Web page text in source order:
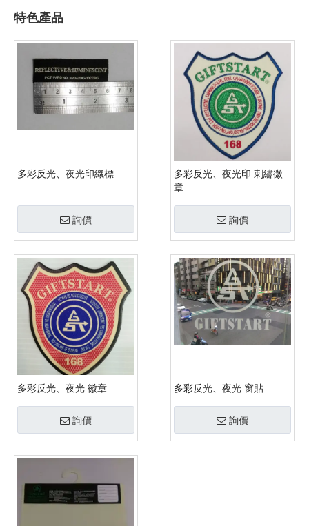
特色產品
多彩反光、夜光印織標
詢價
多彩反光、夜光印 刺繡徽
章
詢價
多彩反光、夜光 徽章
詢價
多彩反光、夜光 窗貼
詢價